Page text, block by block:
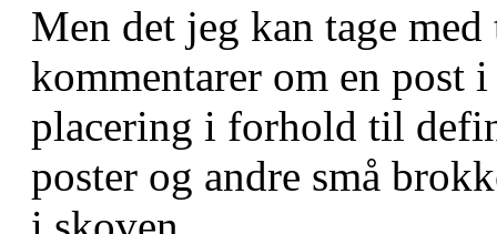
Men det jeg kan tage
kommentarer om en post
placering i forhold til
poster og andre små